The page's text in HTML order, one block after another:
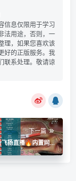
信息仅限用于学习
法用途，否则，一
理，如果您喜欢该
好的正版服务。我
联系处理。敬请谅
下一篇
飞扬直播🔥内置网页
频道🔥斗鱼yy轮播